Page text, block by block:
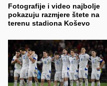
Fotografije i video najbolje
pokazuju razmjere štete na
terenu stadiona Koševo